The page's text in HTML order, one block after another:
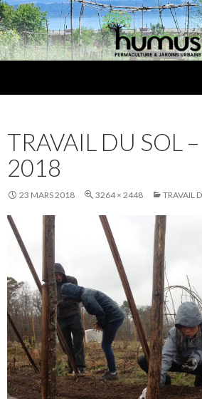
TRAVAIL DU SOL
2018
23 MARS 2018 3264 × 2448 TRAVAIL